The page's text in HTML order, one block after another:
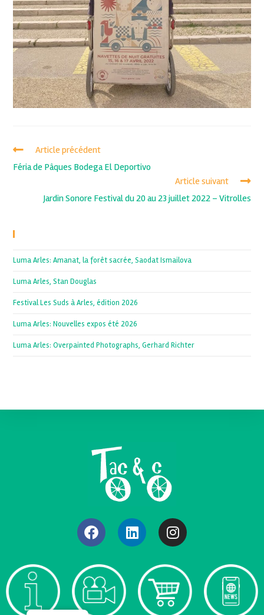
Article précédent
Féria de Pâques Bodega El Deportivo
Article suivant
Jardin Sonore Festival du 20 au 23 juillet 2022 – Vitrolles
Luma Arles: Amanat, la forêt sacrée, Saodat Ismailova
Luma Arles, Stan Douglas
Festival Les Suds à Arles, édition 2026
Luma Arles: Nouvelles expos été 2026
Luma Arles: Overpainted Photographs, Gerhard Richter